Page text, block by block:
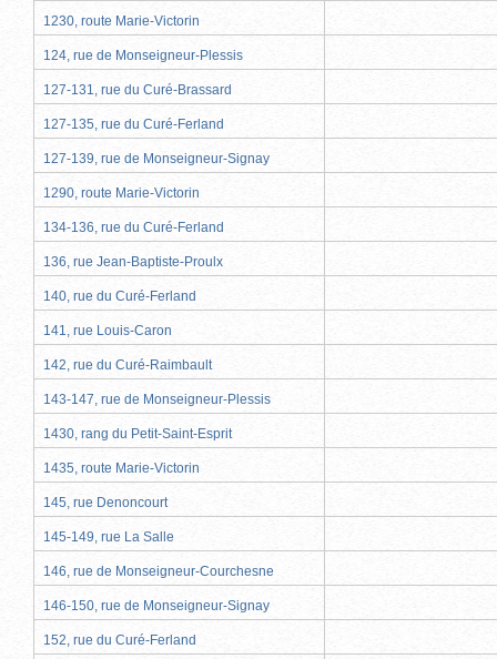
1230, route Marie-Victorin
124, rue de Monseigneur-Plessis
127-131, rue du Curé-Brassard
127-135, rue du Curé-Ferland
127-139, rue de Monseigneur-Signay
1290, route Marie-Victorin
134-136, rue du Curé-Ferland
136, rue Jean-Baptiste-Proulx
140, rue du Curé-Ferland
141, rue Louis-Caron
142, rue du Curé-Raimbault
143-147, rue de Monseigneur-Plessis
1430, rang du Petit-Saint-Esprit
1435, route Marie-Victorin
145, rue Denoncourt
145-149, rue La Salle
146, rue de Monseigneur-Courchesne
146-150, rue de Monseigneur-Signay
152, rue du Curé-Ferland